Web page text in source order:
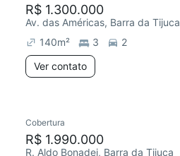
R$ 1.300.000
Av. das Américas, Barra da Tijuca
140m² 3
2
Ver contato
Cobertura
R$ 1.990.000
R. Aldo Bonadei, Barra da Tijuca